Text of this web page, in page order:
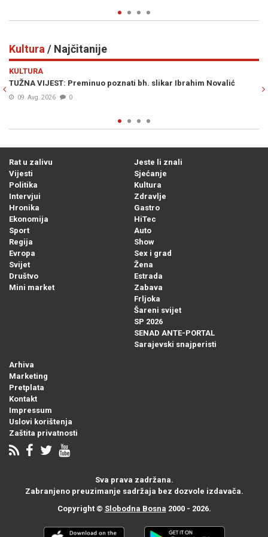
Kultura/ Najčitanije
POSEBAN PROGRAM SFF-a POSVEĆEN BÉLI TARRU: U
Rat u zalivu
Vijesti
Politika
Intervjui
Hronika
Ekonomija
Sport
Regija
Evropa
Svijet
Društvo
Mini market
Jeste li znali
Sjećanje
Kultura
Zdravlje
Gastro
HiTec
Auto
Show
Sex i grad
Žena
Estrada
Zabava
Frljoka
Šareni svijet
SP 2026
SENAD ANTE-PORTAL
Sarajevski snajperisti
Arhiva
Marketing
Pretplata
Kontakt
Impressum
Uslovi korištenja
Zaštita privatnosti
Sva prava zadržana.
Zabranjeno preuzimanje sadržaja bez dozvole izdavača.
Copyright © Slobodna Bosna 2000 - 2026.